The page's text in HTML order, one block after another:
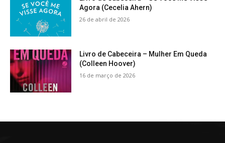
Agora (Cecelia Ahern)
26 de abril de 2026
Livro de Cabeceira – Mulher Em Queda
(Colleen Hoover)
16 de março de 2026